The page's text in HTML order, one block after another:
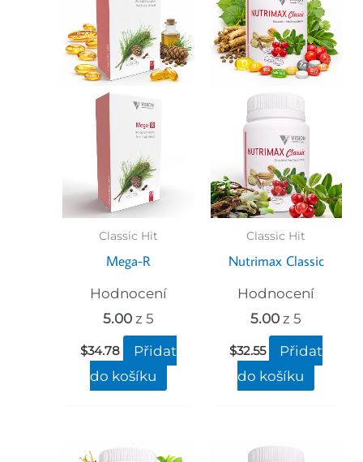
Classic Hit
Mega-R
Hodnocení
5.00z 5
$34.78
Přidat
do košíku
Classic Hit
Nutrimax Classic
Hodnocení
5.00 z 5
$32.55
Přidat
do košíku